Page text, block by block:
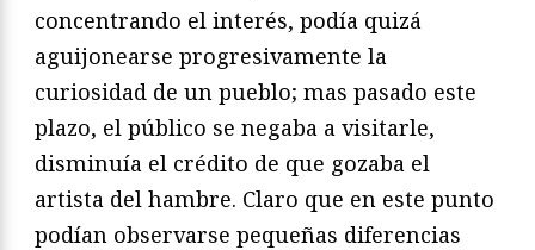
concentrando el interés, podía quizá
aguijonearse progresivamente la
curiosidad de un pueblo; mas pasado este
plazo, el público se negaba a visitarle,
disminuía el crédito de que gozaba el
artista del hambre. Claro que en este punto
podían observarse pequeñas diferencias